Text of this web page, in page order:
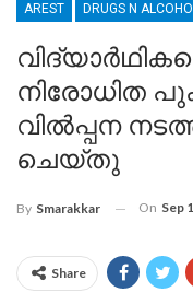
AREST DRUGS N
നിരോധിത
വില്‍പ്പന
ചെയ്തു
By Smarakkar On Sep
Share